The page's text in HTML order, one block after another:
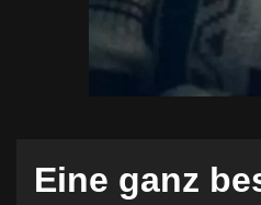
Eine ganz